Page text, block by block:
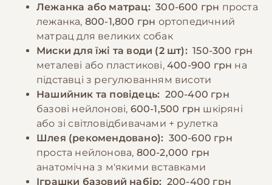
обов'язковими елементами догляду.
🎁 −10% на зоотовари
За промокодом E-PET
Порції мають відповідати розміру та
енергетичним потребам собаки. Необхідно
забезпечити постійний доступ до свіжої
води та слідкувати за реакцією організму на
різні продукти.
🎁 −10% на зоотовари
За промокодом E-PET
Лежанка або матрац: 300-600 грн проста
лежанка, 800-1,800 грн ортопедичний
матрац для великих собак
Миски для їжі та води (2 шт): 150-300 грн
металеві або пластикові, 400-900 грн на
підставці з регулюванням висоти
Нашийник та повідець: 200-400 грн
базові нейлонові, 600-1,500 грн шкіряні
або зі світловідбивачами + рулетка
Шлея (рекомендовано): 300-600 грн
проста нейлонова, 800-2,000 грн
анатомічна з м'якими вставками
Іграшки базовий набір: 200-400 грн